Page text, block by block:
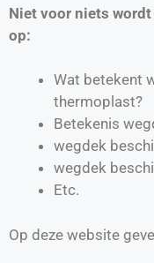
Niet voor niets
op:
Wat betekent
thermoplast?
Betekenis
wegdek
wegdek
Etc.
Op deze website